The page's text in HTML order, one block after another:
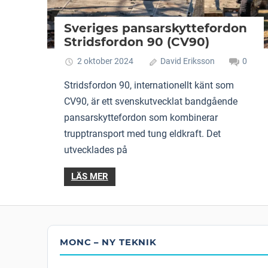
Sveriges pansarskyttefordon
Stridsfordon 90 (CV90)
2 oktober 2024 David Eriksson 0
Stridsfordon 90, internationellt känt som
CV90, är ett svenskutvecklat bandgående
pansarskyttefordon som kombinerar
trupptransport med tung eldkraft. Det
utvecklades på
LÄS MER
MONC – NY TEKNIK